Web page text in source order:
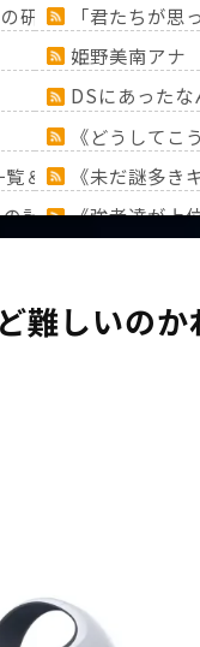
研究で実証「君たちが
姫野美南アナ
DSにあった
《どうして
＆「ミミック」大
《未だ謎多
計31キャラのラン
《強者達が上
難しいのか